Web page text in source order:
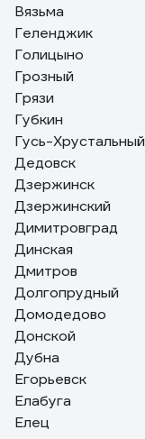
Вязьма
Геленджик
Голицыно
Грозный
Грязи
Губкин
Гусь-Хрустальный
Дедовск
Дзержинск
Дзержинский
Димитровград
Динская
Дмитров
Долгопрудный
Домодедово
Донской
Дубна
Егорьевск
Елабуга
Елец